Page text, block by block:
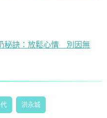
秘訣：放鬆心情 別因無
洪永城